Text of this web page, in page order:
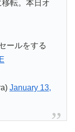
転。本日オ
ールをする
January 13,